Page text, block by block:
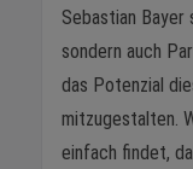
Sebastian Bayer
sondern auch
das Potenzial
mitzugestalten.
einfach findet,